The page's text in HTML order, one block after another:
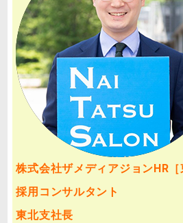
株式会社ザメディアジョンHR［
採用コンサルタント
東北支社長